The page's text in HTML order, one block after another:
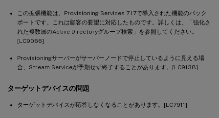
この拡張機能は、Provisioning Services 7.17で導入された機能のバック
ポートです。これは顧客の要望に対応したものです。詳しくは、「強化さ
れた複数層のActive Directoryグループ検索」を参照してください。
[LC9066]
Provisioningサーバーがサーバーノードで停止しているように見える場
合、Stream Serviceが予期せず終了することがあります。[LC9138]
ターゲットデバイスの問題
ターゲットデバイスが応答しなくなることがあります。[LC7911]